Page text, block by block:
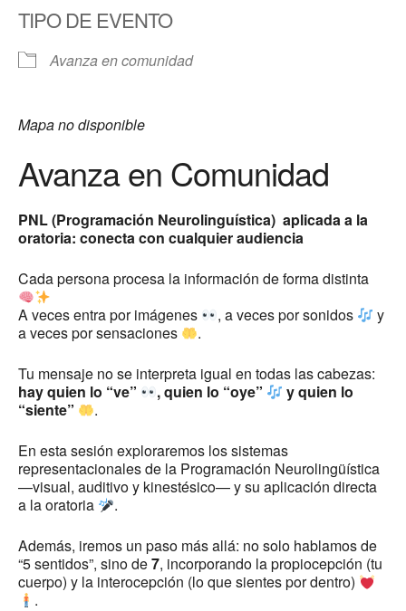
TIPO DE EVENTO
Avanza en comunidad
Mapa no disponible
Avanza en Comunidad
PNL (Programación Neurolinguística) aplicada a la
oratoria: conecta con cualquier audiencia
Cada persona procesa la información de forma distinta
A veces entra por imágenes
, a veces por sonidos
y
a veces por sensaciones
.
Tu mensaje no se interpreta igual en todas las cabezas:
hay quien lo “ve”
, quien lo “oye”
y quien lo
“siente”
.
En esta sesión exploraremos los sistemas
representacionales de la Programación Neurolingüística
—visual, auditivo y kinestésico— y su aplicación directa
a la oratoria
.
Además, iremos un paso más allá: no solo hablamos de
“5 sentidos”, sino de7, incorporando la propiocepción (tu
cuerpo) y la interocepción (lo que sientes por dentro)
.